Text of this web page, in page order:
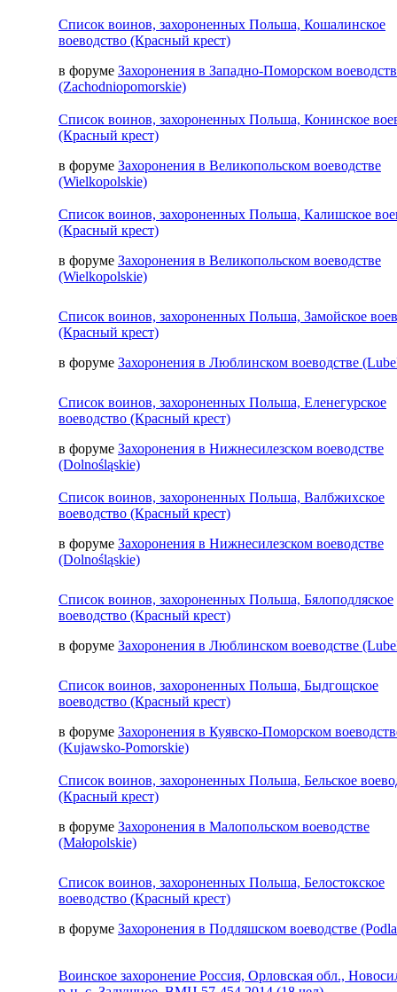
Список воинов, захороненных Польша, Кошалинское
воеводство (Красный крест)
в форуме Захоронения в Западно-Поморском
(Zachodniopomorskie)
Список воинов, захороненных Польша, Конинское
(Красный крест)
в форуме Захоронения в Великопольском воеводстве
(Wielkopolskie)
Список воинов, захороненных Польша, Калишское
(Красный крест)
в форуме Захоронения в Великопольском воеводстве
(Wielkopolskie)
Список воинов, захороненных Польша, Замойское
(Красный крест)
в форуме Захоронения в Люблинском воеводстве
Список воинов, захороненных Польша, Еленегурское
воеводство (Красный крест)
в форуме Захоронения в Нижнесилезском воеводстве
(Dolnośląskie)
Список воинов, захороненных Польша, Валбжихское
воеводство (Красный крест)
в форуме Захоронения в Нижнесилезском воеводстве
(Dolnośląskie)
Список воинов, захороненных Польша, Бялоподляское
воеводство (Красный крест)
в форуме Захоронения в Люблинском воеводстве
Список воинов, захороненных Польша, Быдгощское
воеводство (Красный крест)
в форуме Захоронения в Куявско-Поморском
(Kujawsko-Pomorskie)
Список воинов, захороненных Польша, Бельское
(Красный крест)
в форуме Захоронения в Малопольском воеводстве
(Małopolskie)
Список воинов, захороненных Польша, Белостокское
воеводство (Красный крест)
в форуме Захоронения в Подляшском воеводстве
Воинское захоронение Россия, Орловская обл.,